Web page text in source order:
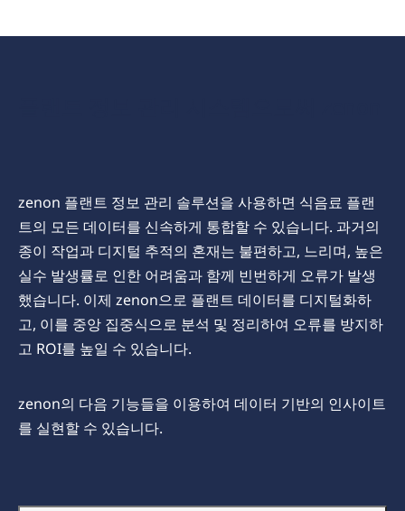
zenon 플랜트 정보 관리 솔루션을 사용하면 식음료 플랜
트의 모든 데이터를 신속하게 통합할 수 있습니다. 과거의
종이 작업과 디지털 추적의 혼재는 불편하고, 느리며, 높은
실수 발생률로 인한 어려움과 함께 빈번하게 오류가 발생
했습니다. 이제 zenon으로 플랜트 데이터를 디지털화하
고, 이를 중앙 집중식으로 분석 및 정리하여 오류를 방지하
고 ROI를 높일 수 있습니다.
zenon의 다음 기능들을 이용하여 데이터 기반의 인사이트
를 실현할 수 있습니다.